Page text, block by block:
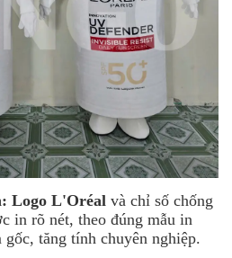
Logo L'Oréal và chỉ số chống
in rõ nét, theo đúng mẫu in
gốc, tăng tính chuyên nghiệp.